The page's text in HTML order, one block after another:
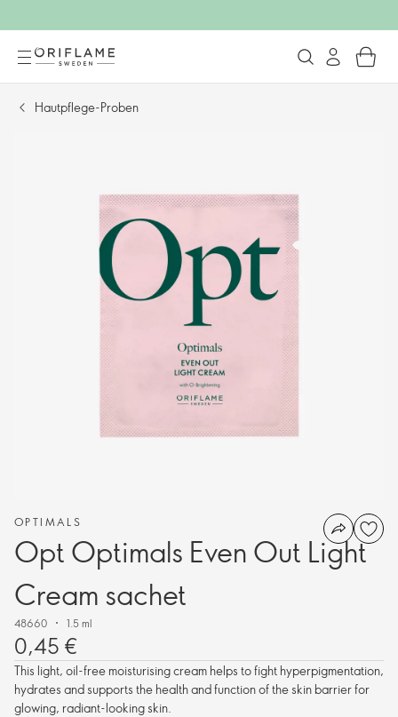
Hautpflege-Proben
OPTIMALS
Opt Optimals Even Out Light
Cream sachet
48660 1.5 ml
0,45 €
This light, oil-free moisturising cream helps to fight hyperpigmentation,
hydrates and supports the health and function of the skin barrier for
glowing, radiant-looking skin.